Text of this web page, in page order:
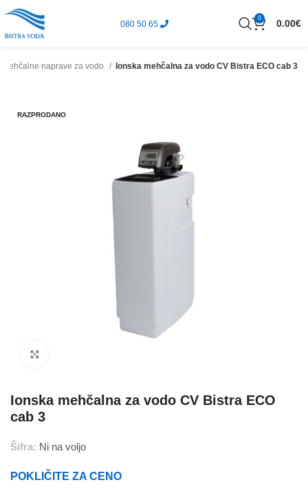
080 50 65
0 0.00€
Mehčalne naprave za vodo Ionska mehčalna za vodo CV Bistra ECO cab 3
RAZPRODANO
Ionska mehčalna za vodo CV Bistra ECO
cab 3
Šifra: Ni na voljo
POKLIČITE ZA CENO